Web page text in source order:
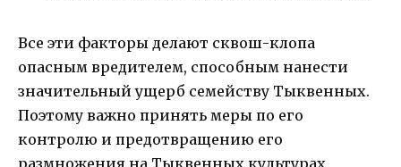
Все эти факторы делают сквош-клопа
опасным вредителем, способным нанести
значительный ущерб семейству Тыквенных.
Поэтому важно принять меры по его
контролю и предотвращению его
размножения на Тыквенных культурах.